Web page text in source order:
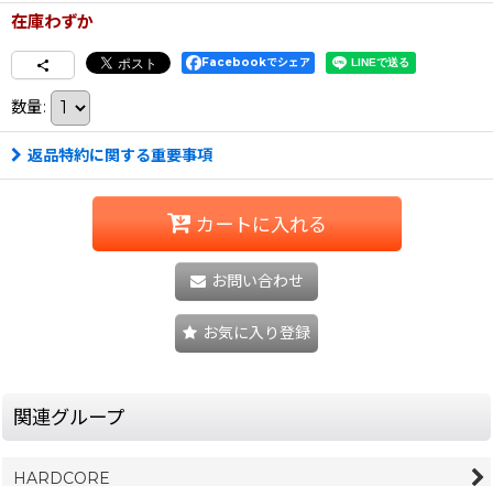
在庫わずか
Facebookでシェア
数量:
返品特約に関する重要事項
カートに入れる
お問い合わせ
お気に入り登録
関連グループ
HARDCORE